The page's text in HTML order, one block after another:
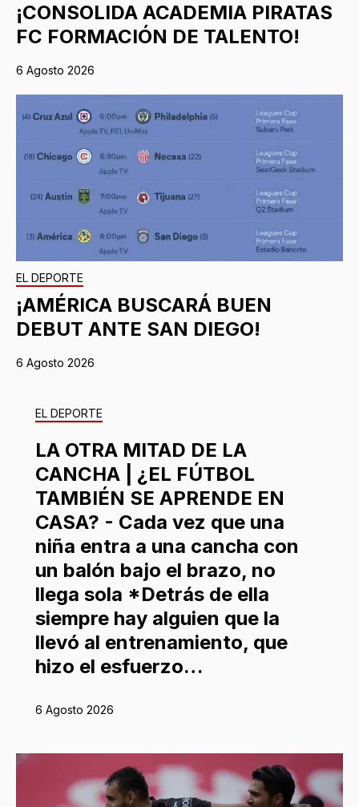
¡CONSOLIDA ACADEMIA PIRATAS
FC FORMACIÓN DE TALENTO!
6 Agosto 2026
EL DEPORTE
¡AMÉRICA BUSCARÁ BUEN
DEBUT ANTE SAN DIEGO!
6 Agosto 2026
EL DEPORTE
LA OTRA MITAD DE LA
CANCHA | ¿EL FÚTBOL
TAMBIÉN SE APRENDE EN
CASA? - Cada vez que una
niña entra a una cancha con
un balón bajo el brazo, no
llega sola *Detrás de ella
siempre hay alguien que la
llevó al entrenamiento, que
hizo el esfuerzo…
6 Agosto 2026